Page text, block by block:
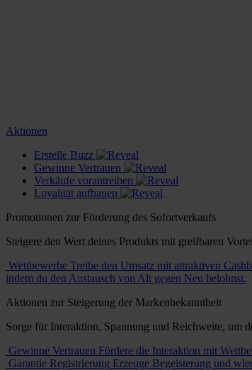
Aktionen
Erstelle Buzz
Gewinne Vertrauen
Verkäufe vorantreiben
Loyalität aufbauen
Promotionen zur Förderung des Sofortverkaufs
Steigere den Wert deines Produkts mit greifbaren
Wettbewerbe Treibe den Umsatz mit attraktiven
indem du den Austausch von Alt gegen Neu belohnst.
Aktionen zur Steigerung der Markenbekanntheit
Sorge für Interaktion, Spannung und Reichweite, um
Gewinne Vertrauen Fördere die Interaktion mit
Garantie Registrierung Erzeuge Begeisterung und